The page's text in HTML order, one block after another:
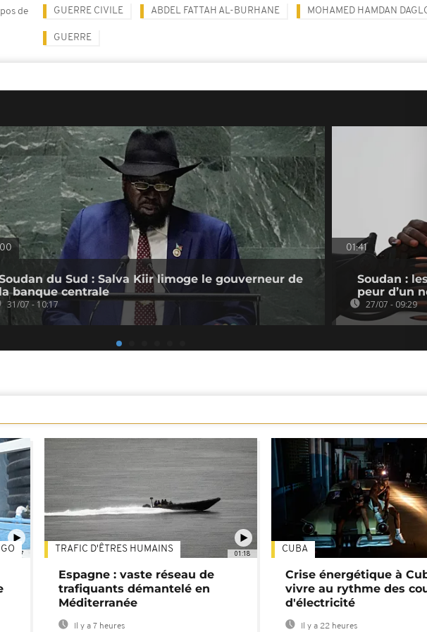
de GUERRE CIVILE ABDEL FATTAH AL-BURHANE MOHAMED HAMDAN
GUERRE
du Sud : Salva Kiir limoge le gouverneur de
la banque centrale
31/07 - 10:17
01:41
Soudan :
peur d’un
27/07 - 09:29
01:47 01:18
TRAFIC D'ÊTRES HUMAINS
Espagne : vaste réseau de
trafiquants démantelé en
Méditerranée
Il y a 7 heures
CUBA
Crise énergétique à
vivre au rythme des
d'électricité
Il y a 22 heures